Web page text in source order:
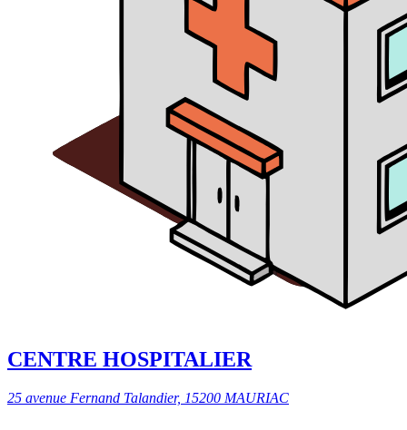
CENTRE HOSPITALIER
25 avenue Fernand Talandier, 15200 MAURIAC